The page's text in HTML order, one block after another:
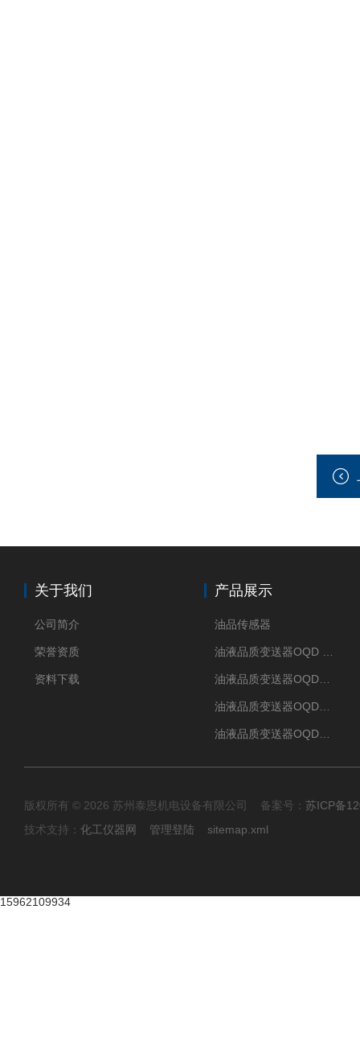
关于我们
公司简介
荣誉资质
资料下载
产品展示
油品传感器
版权所有 © 2026 苏州泰恩机电设备有限公司 备案号： 苏ICP备
技术支持： 化工仪器网 管理登陆 sitemap.xml
15962109934